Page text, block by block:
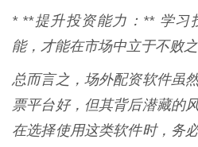
* **提升投资能力：** 学习
能，才能在市场中立于不败之
总而言之，场外配资软件虽
票平台好，但其背后潜藏的
在选择使用这类软件时，务